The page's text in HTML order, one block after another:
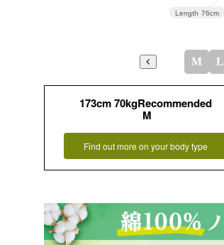
Length 76cm
M L
173cm 70kgRecommended
M
Find out more on your body type